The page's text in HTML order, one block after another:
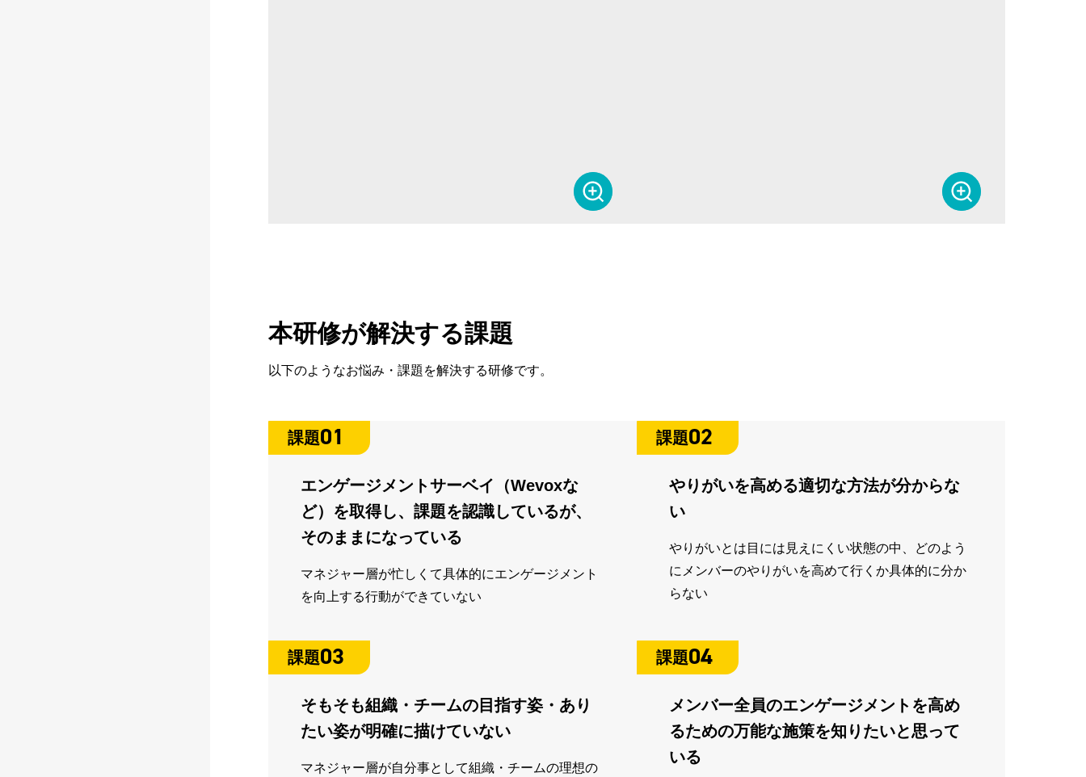
本研修が解決する課題
以下のようなお悩み・課題を解決する研修です。
課題01
エンゲージメントサーベイ（Wevoxな
ど）を取得し、課題を認識しているが、
そのままになっている
マネジャー層が忙しくて具体的にエンゲージメント
を向上する行動ができていない
課題02
やりがいを高める適切な方法が分からな
い
やりがいとは目には見えにくい状態の中、どのよう
にメンバーのやりがいを高めて行くか具体的に分か
らない
課題03
そもそも組織・チームの目指す姿・あり
たい姿が明確に描けていない
マネジャー層が自分事として組織・チームの理想の
課題04
メンバー全員のエンゲージメントを高め
るための万能な施策を知りたいと思って
いる